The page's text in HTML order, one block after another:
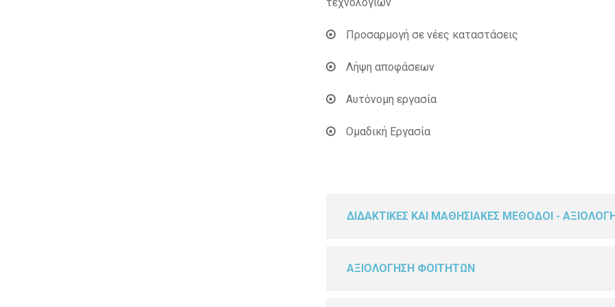
Προσαρμογή σε νέες καταστάσεις
Λήψη αποφάσεων
Αυτόνομη εργασία
Ομαδική Εργασία
ΔΙΔΑΚΤΙΚΕΣ ΚΑΙ ΜΑΘΗΣΙΑΚΕΣ ΜΕΘΟΔΟΙ -
ΑΞΙΟΛΟΓΗΣΗ ΦΟΙΤΗΤΩΝ